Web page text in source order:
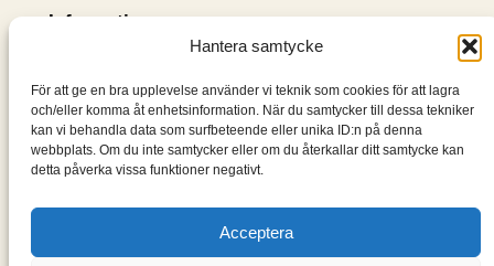
Hantera samtycke
För att ge en bra upplevelse använder vi teknik som cookies för att lagra
och/eller komma åt enhetsinformation. När du samtycker till dessa tekniker
kan vi behandla data som surfbeteende eller unika ID:n på denna
webbplats. Om du inte samtycker eller om du återkallar ditt samtycke kan
detta påverka vissa funktioner negativt.
Acceptera
Information
Om mig & om bloggen
S
ö
k